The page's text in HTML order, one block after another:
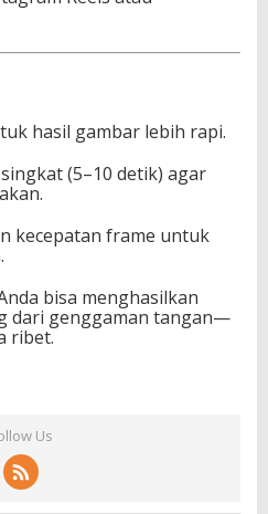
hasil gambar lebih rapi.
(5–10 detik) agar
kecepatan frame untuk
bisa menghasilkan
dari genggaman tangan—
ribet.
Us